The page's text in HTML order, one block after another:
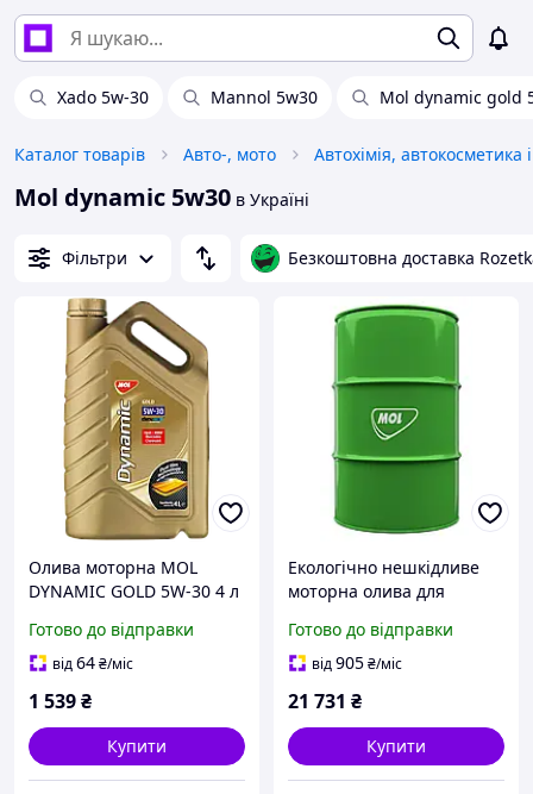
Xado 5w-30 Mannol 5w30 Mol dynamic gold
Каталог товарів Авто-, мото
Mol dynamic 5w30 в Україні
Фільтри Безкоштовна доставка
Олива моторна MOL
DYNAMIC GOLD 5W-30 4 л
Готово до відправки
від64₴/міс
1 539₴
Купити
Екологічно нешкідливе
моторна олива для
Mistral XT 5W-30 47кг (55л)
Готово до відправки
від905₴/міс
21 731 ₴
Купити